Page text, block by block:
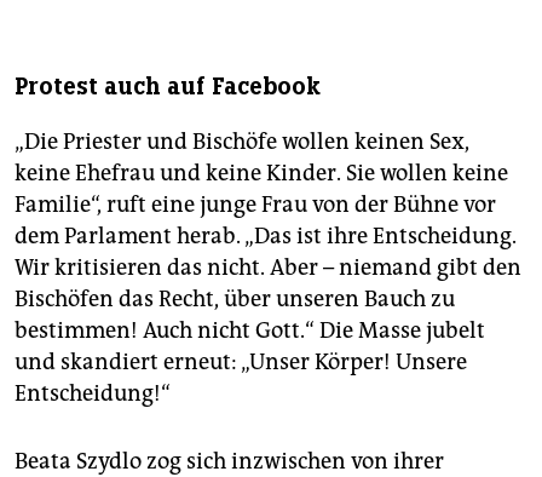
Protest auch auf Facebook
„Die Priester und Bischöfe wollen keinen Sex,
keine Ehefrau und keine Kinder. Sie wollen keine
Familie“, ruft eine junge Frau von der Bühne vor
dem Parlament herab. „Das ist ihre Entscheidung.
Wir kritisieren das nicht. Aber – niemand gibt den
Bischöfen das Recht, über unseren Bauch zu
bestimmen! Auch nicht Gott.“ Die Masse jubelt
und skandiert erneut: „Unser Körper! Unsere
Entscheidung!“
Beata Szydlo zog sich inzwischen von ihrer